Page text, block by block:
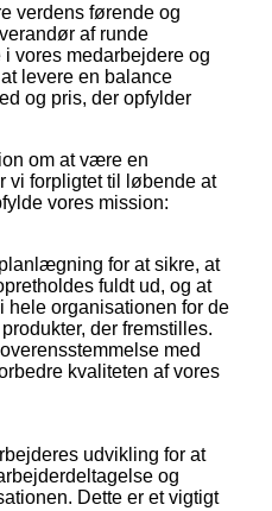
verdens førende og
af runde
vores medarbejdere og
levere en balance
og pris, der opfylder
om at være en
vi forpligtet til løbende at
vores mission:
for at sikre, at
fuldt ud, og at
hele organisationen for de
der fremstilles.
med
kvaliteten af ​​vores
udvikling for at
og
Dette er et vigtigt